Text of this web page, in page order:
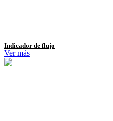
Indicador de flujo
Ver más